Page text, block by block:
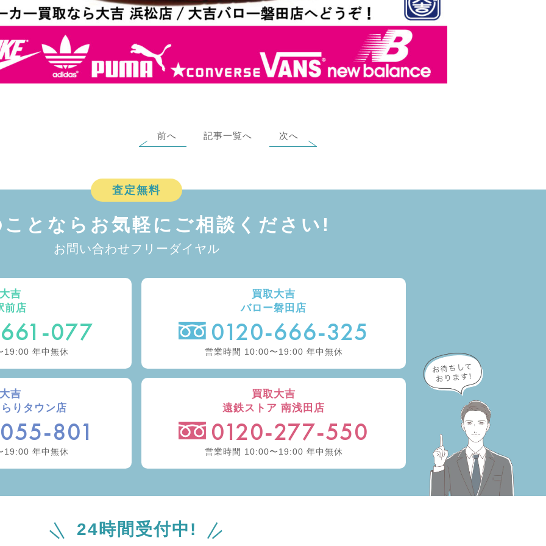
前へ 記事一覧へ 次へ
査定無料
となら お気軽にご相談ください!
お問い合わせフリーダイヤル
吉
前店
077
19:00 年中無休
買取大吉
バロー磐田店
0120-666-325
営業時間 10:00〜19:00 年中無休
吉
りタウン店
801
19:00 年中無休
買取大吉
遠鉄ストア 南浅田店
0120-277-550
営業時間 10:00〜19:00 年中無休
24時間受付中!